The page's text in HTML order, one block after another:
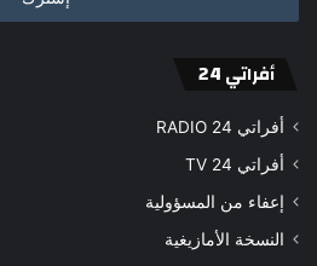
أفراتي 24
أفراتي 24 RADIO
أفراتي 24 TV
إعفاء من المسؤولية
النسخة الأمازيغية